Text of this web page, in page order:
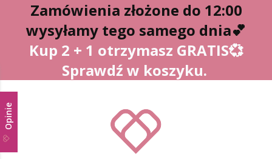
Zamówienia złożone do 12:00
wysyłamy tego samego dnia💕
Kup 2 + 1 otrzymasz GRATIS💞
Sprawdź w koszyku.
Opinie